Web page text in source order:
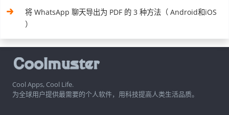
将 WhatsApp 聊天导出为 PDF 的 3 种方法（ Android和iOS
）
Cool Apps, Cool Life.
为全球用户提供最需要的个人软件，用科技提高人类生活品质。